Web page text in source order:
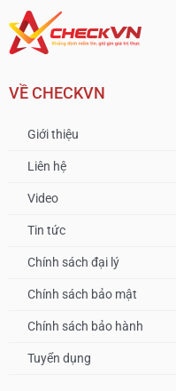
VỀ CHECKVN
Giới thiệu
Liên hệ
Video
Tin tức
Chính sách đại lý
Chính sách bảo mật
Chính sách bảo hành
Tuyển dụng